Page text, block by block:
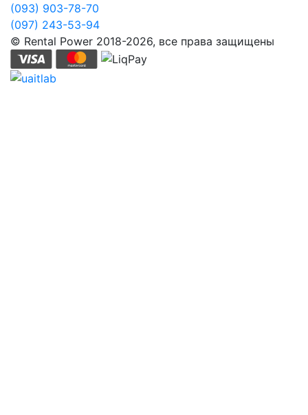
(093) 903-78-70
(097) 243-53-94
© Rental Power 2018-2026, все права защищены